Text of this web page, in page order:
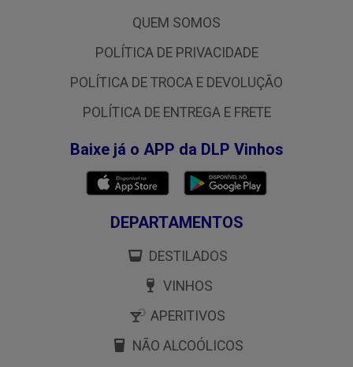
QUEM SOMOS
POLÍTICA DE PRIVACIDADE
POLÍTICA DE TROCA E DEVOLUÇÃO
POLÍTICA DE ENTREGA E FRETE
Baixe já o APP da DLP Vinhos
DEPARTAMENTOS
DESTILADOS
VINHOS
APERITIVOS
NÃO ALCOÓLICOS